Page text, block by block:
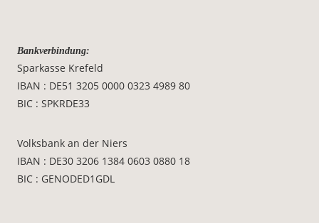
Bankverbindung:
Sparkasse Krefeld
IBAN : DE51 3205 0000 0323 4989 80
BIC : SPKRDE33
Volksbank an der Niers
IBAN : DE30 3206 1384 0603 0880 18
BIC : GENODED1GDL